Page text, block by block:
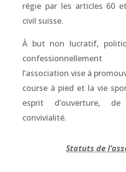
régie par les articles 60
civil suisse.
À but non lucratif,
l’association vise à
course à pied et la vie
esprit d’ouverture,
convivialité.
Statuts de